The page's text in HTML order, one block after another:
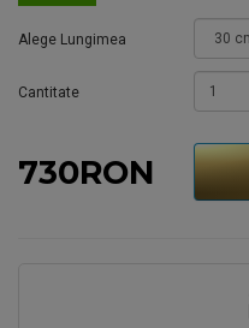
Alege Lungimea
Cantitate
730RON